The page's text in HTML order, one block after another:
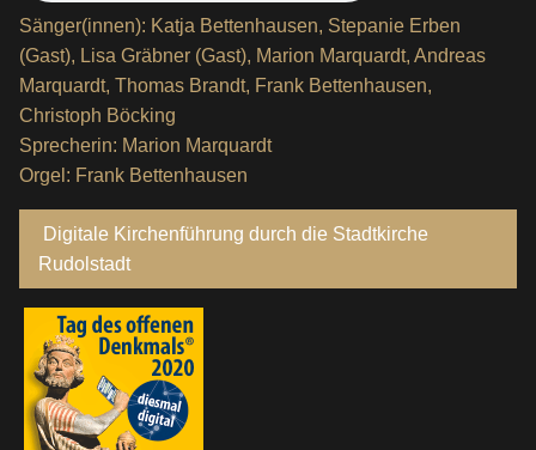
Sänger(innen): Katja Bettenhausen, Stepanie Erben
(Gast), Lisa Gräbner (Gast), Marion Marquardt, Andreas
Marquardt, Thomas Brandt, Frank Bettenhausen,
Christoph Böcking
Sprecherin: Marion Marquardt
Orgel: Frank Bettenhausen
Digitale Kirchenführung durch die Stadtkirche
Rudolstadt